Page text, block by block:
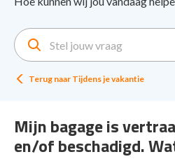
Terug naar Tijdens je vakantie
Mijn bagage is
en/of beschadigd.